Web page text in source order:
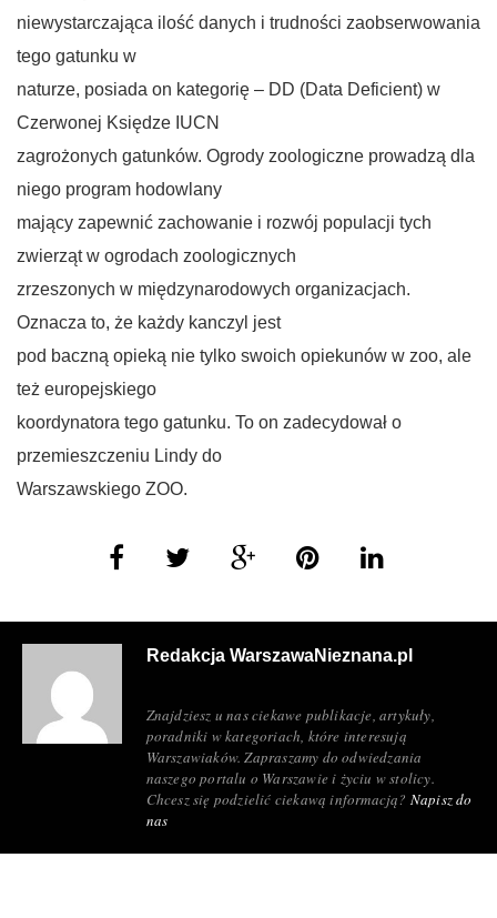
niewystarczająca ilość danych i trudności zaobserwowania
tego gatunku w
naturze, posiada on kategorię – DD (Data Deficient) w
Czerwonej Księdze IUCN
zagrożonych gatunków. Ogrody zoologiczne prowadzą dla
niego program hodowlany
mający zapewnić zachowanie i rozwój populacji tych
zwierząt w ogrodach zoologicznych
zrzeszonych w międzynarodowych organizacjach.
Oznacza to, że każdy kanczyl jest
pod baczną opieką nie tylko swoich opiekunów w zoo, ale
też europejskiego
koordynatora tego gatunku. To on zadecydował o
przemieszczeniu Lindy do
Warszawskiego ZOO.
Redakcja WarszawaNieznana.pl
Znajdziesz u nas ciekawe publikacje, artykuły,
poradniki w kategoriach, które interesują
Warszawiaków. Zapraszamy do odwiedzania
naszego portalu o Warszawie i życiu w stolicy.
Chcesz się podzielić ciekawą informacją? Napisz do
nas